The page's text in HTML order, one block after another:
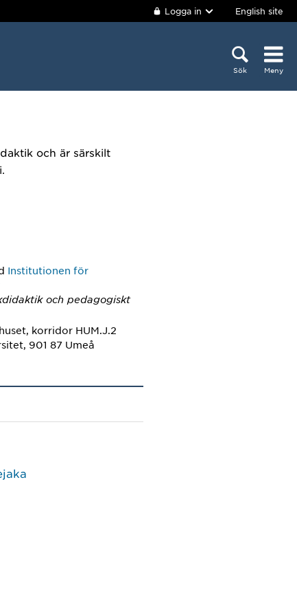
Logga in English site
Sök Meny
och är särskilt
Institutionen för
och pedagogiskt
korridor HUM.J.2
901 87 Umeå